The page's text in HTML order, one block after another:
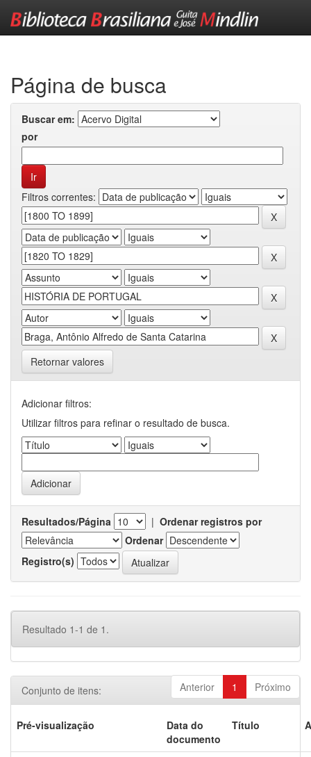
Página de busca
Buscar em:
por
Filtros correntes:
Retornar valores
Adicionar filtros:
Utilizar filtros para refinar o resultado de busca.
Resultados/Página | Ordenar registros por
Ordenar
Registro(s)
Resultado 1-1 de 1.
Anterior 1 Próximo
Conjunto de itens:
Pré-visualização
Data do
documento
Título